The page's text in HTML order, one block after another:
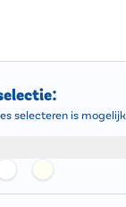
selecteren is mogelijk